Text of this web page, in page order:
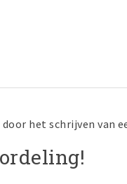
het schrijven van